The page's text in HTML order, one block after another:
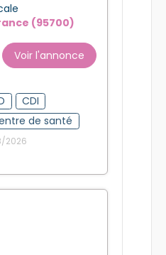
(95700)
Voir l'annonce
CDI
de santé
2026